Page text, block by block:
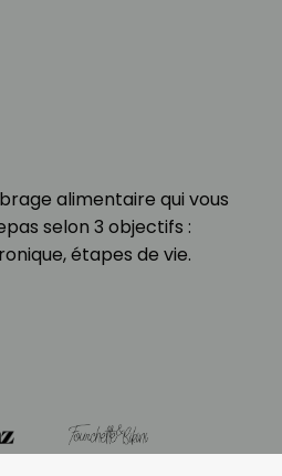
alimentaire qui vous
selon 3 objectifs :
étapes de vie.